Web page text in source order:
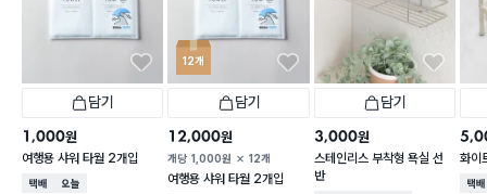
담기
1,000원
여행용 샤워 타월 2개입
택배배송오늘배송
12개
담기
12,000원
개당 1,000원 12개
여행용 샤워 타월 2개입
담기
3,000원
스테인리스 부착형 욕실 선
반
화이
택배